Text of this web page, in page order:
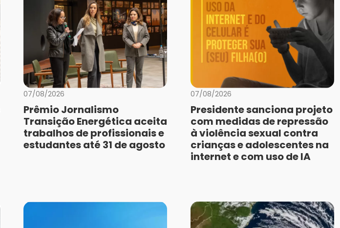
07/08/2026
Prêmio Jornalismo
Transição Energética aceita
trabalhos de profissionais e
estudantes até 31 de agosto
07/08/2026
Presidente sanciona projeto
com medidas de repressão
à violência sexual contra
crianças e adolescentes na
internet e com uso de IA